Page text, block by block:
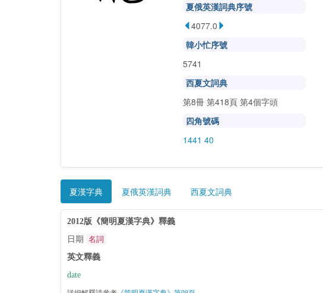
夏俄英漢詞典序號
4077.0
韓小忙序號
5741
西夏文詞典
第8冊 第418頁 第4個字頭
四角號碼
1441 40
夏漢字典 夏俄英漢詞典 西夏文詞典
2012版《簡明夏漢字典》釋義
日期
名詞
英文釋義
date